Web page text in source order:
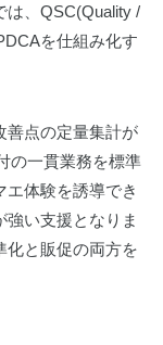
は、QSC(Quality /
を仕組み化す
善点の定量集計が
の一貫業務を標準
体験を誘導でき
強い支援となりま
化と販促の両方を